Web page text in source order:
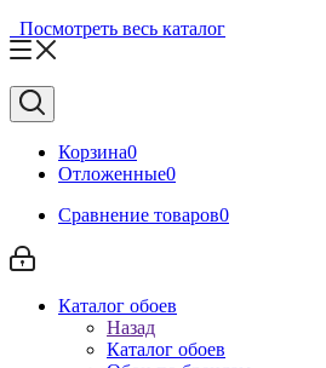
Посмотреть весь каталог
Корзина0
Отложенные0
Сравнение товаров0
Каталог обоев
Назад
Каталог обоев